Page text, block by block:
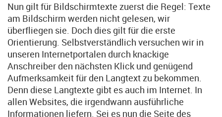
Nun gilt für Bildschirmtexte zuerst die Regel: Texte
am Bildschirm werden nicht gelesen, wir
überfliegen sie. Doch dies gilt für die erste
Orientierung. Selbstverständlich versuchen wir in
unseren Internetportalen durch knackige
Anschreiber den nächsten Klick und genügend
Aufmerksamkeit für den Langtext zu bekommen.
Denn diese Langtexte gibt es auch im Internet. In
allen Websites, die irgendwann ausführliche
Informationen liefern. Sei es nun die Seite des